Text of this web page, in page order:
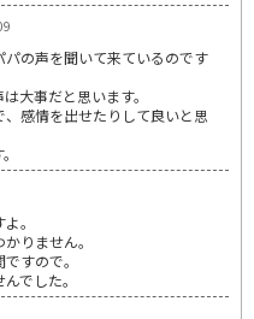
の声を聞いて来ているのです
大事だと思います。
感情を出せたりして良いと思
。
りません。
すので。
でした。